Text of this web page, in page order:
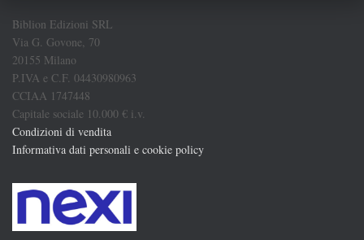
Biblion Edizioni SRL
Via G. Govone, 70
20155 Milano
P.IVA e C.F. 04430980963
CCIAA 1747448
Capitale sociale 10.000 € i.v.
Condizioni di vendita
Informativa dati personali e cookie policy